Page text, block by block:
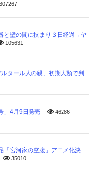
307267
と壁の間に挟まり３日経過→ヤ
105631
ルタール人の親、初期人類で判
」4月9日発売 46286
「宮河家の空腹」アニメ化決
35010